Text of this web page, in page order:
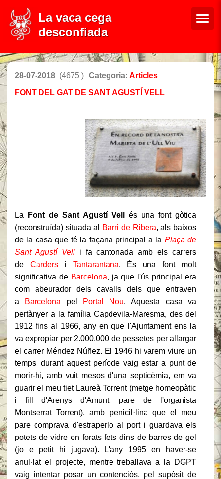
La vaca cega
desconfiada
28-07-2018 (4675 ) Categoria: Articles
FONT DEL GAT DE SANT AGUSTÍ VELL
La Font de Sant Agustí Vell
és una font gòtica
(reconstruïda) situada al
Barri de Ribera, als baixos
de la casa que té la façana principal a la Plaça de
Sant Agustí Velli fa cantonada amb els carrers
de Cardersi Tantarantana. És una font molt
significativa de Barcelona, ja que l'ús principal era
com abeurador dels cavalls dels que entraven
a
Barcelona pel Portal Nou. Aquesta casa va
pertànyer a la família Capdevila-Maresma, des del
1912 fins al 1966, any en que l'Ajuntament ens la
va expropiar per 2.000.000 de pessetes per allargar
el carrer Méndez Núñez. El 1946 hi varem viure un
temps, durant aquest període vaig estar a punt de
morir-hi, amb vuit mesos d'una septicèmia, em va
guarir el meu tiet Laureà Torrent (metge homeopàtic
i fill d'Arenys d'Amunt, pare de l'organista
Montserrat Torrent), amb penicil·lina que el meu
pare comprava d'estraperlo al port i guardava els
potets de vidre en forats fets dins de barres de gel
(jo e petit hi jugava). L'any 1995 en haver-se
anul·lat el projecte, mentre treballava a la DGPT
vaig intentar posar un contenciós, pel supòsit de